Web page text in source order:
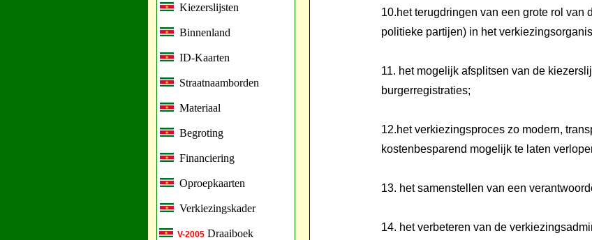
Kiezerslijsten
Binnenland
ID-Kaarten
Straatnaamborden
Materiaal
Begroting
Financiering
Oproepkaarten
Verkiezingskader
V-2005Draaiboek
10.het terugdringen van een grote rol van
politieke partijen) in het
11. het mogelijk afsplitsen van de
burgerregistraties;
12.het verkiezingsproces zo modern,
kostenbesparend mogelijk te laten
13. het samenstellen van een
14. het verbeteren van de